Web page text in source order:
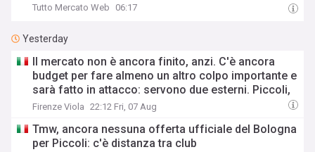
Tutto Mercato Web 06:17
Yesterday
Il mercato non è ancora finito, anzi. C'è ancora
budget per fare almeno un altro colpo importante e
sarà fatto in attacco: servono due esterni. Piccoli,
Pellegrino, la Fiorentina e il Bologna: caccia al
Firenze Viola 22:12 Fri, 07 Aug
Tmw, ancora nessuna offerta ufficiale del Bologna
per Piccoli: c'è distanza tra club